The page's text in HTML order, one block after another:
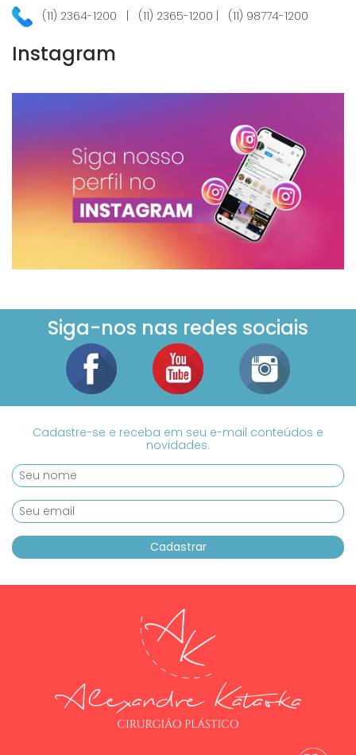
(11) 2364-1200 | (11) 2365-1200 | (11) 98774-1200
Instagram
Siga-nos nas redes sociais
Cadastre-se e receba em seu e-mail conteúdos e
novidades.